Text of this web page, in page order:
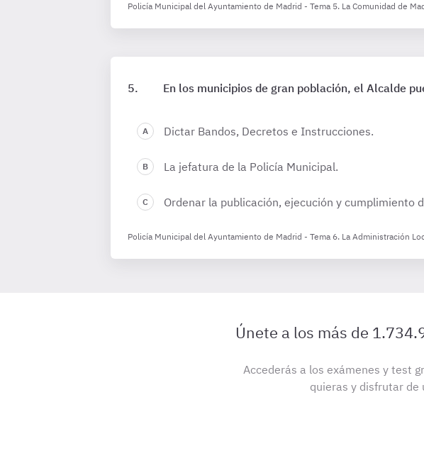
Policía Municipal del Ayuntamiento de Madrid - Tema 5. La Comunidad de
En los municipios de gran población, el Alcalde
Dictar Bandos, Decretos e Instrucciones.
La jefatura de la Policía Municipal.
Ordenar la publicación, ejecución y cumplimiento
Policía Municipal del Ayuntamiento de Madrid - Tema 6. La Administración
Únete a los más de
Accederás a los exámenes y test
quieras y disfrutar de